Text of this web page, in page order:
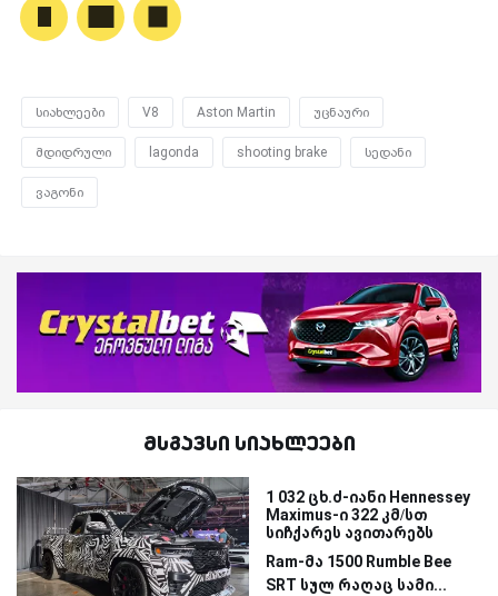
სიახლეები V8 Aston Martin უცნაური
მდიდრული lagonda shooting brake სედანი
ვაგონი
მსგავსი სიახლეები
1 032 ცხ.ძ-იანი Hennessey
Maximus-ი 322 კმ/სთ
სიჩქარეს ავითარებს
Ram-მა 1500 Rumble Bee
SRT სულ რაღაც სამი...